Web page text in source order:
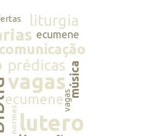
liturgia
ecumene
comunicação
prédicasmúsica
vagas
ecumenevagas
normaslutero